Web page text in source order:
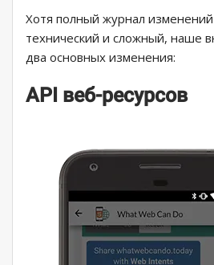
Хотя полный журнал
технический и сложный, наше
два основных изменения:
API веб-ресурсов